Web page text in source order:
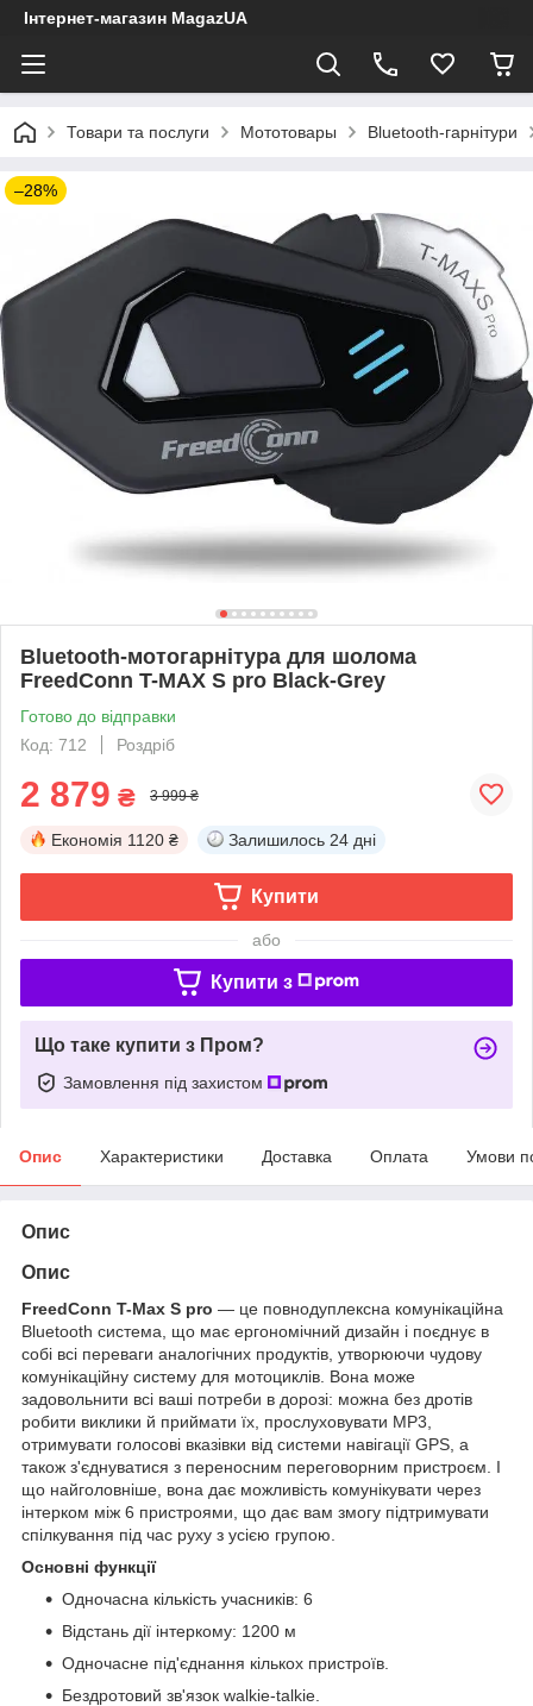
Інтернет-магазин MagazUA
Товари та послуги Мототовары Bluetooth-гарнітури
–28%
Bluetooth-мотогарнітура для шолома
FreedConn T-MAX S pro Black-Grey
Готово до відправки
Код: 712
Роздріб
2 879 ₴ 3 999 ₴
Економія 1120 ₴ Залишилось 24 дні
Купити
або
Купити з
Що таке купити з Пром?
Замовлення під захистом
Опис Характеристики Доставка Оплата Умови
Опис
Опис
FreedConn T-Max S pro — це повнодуплексна комунікаційна
Bluetooth система, що має ергономічний дизайн і поєднує в
собі всі переваги аналогічних продуктів, утворюючи чудову
комунікаційну систему для мотоциклів. Вона може
задовольнити всі ваші потреби в дорозі: можна без дротів
робити виклики й приймати їх, прослуховувати МР3,
отримувати голосові вказівки від системи навігації GPS, а
також з'єднуватися з переносним переговорним пристроєм. І
що найголовніше, вона дає можливість комунікувати через
інтерком між 6 пристроями, що дає вам змогу підтримувати
спілкування під час руху з усією групою.
Основні функції
Одночасна кількість учасників: 6
Відстань дії інтеркому: 1200 м
Одночасне під'єднання кількох пристроїв.
Бездротовий зв'язок walkie-talkie.